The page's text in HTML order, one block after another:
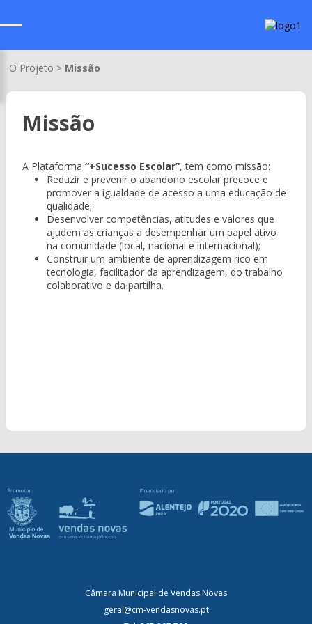
O Projeto > Missão
Missão
A Plataforma “+Sucesso Escolar”, tem como missão:
Reduzir e prevenir o abandono escolar precoce e
promover a igualdade de acesso a uma educação de
qualidade;
Desenvolver competências, atitudes e valores que
ajudem as crianças a desempenhar um papel ativo
na comunidade (local, nacional e internacional);
Construir um ambiente de aprendizagem rico em
tecnologia, facilitador da aprendizagem, do trabalho
colaborativo e da partilha.
Câmara Municipal de Vendas Novas
geral@cm-vendasnovas.pt